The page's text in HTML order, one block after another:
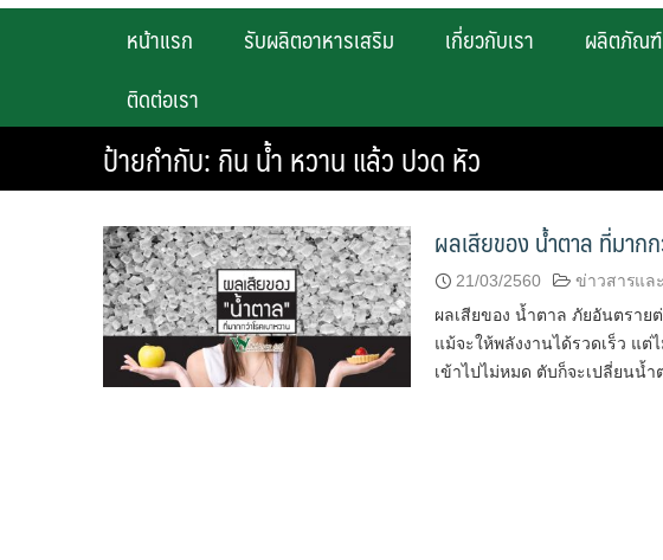
หน้าแรก รับผลิตอาหารเสริม เกี่ยวกับเรา ผลิตภัณฑ์
ติดต่อเรา
ป้ายกำกับ:กิน น้ํา หวาน แล้ว ปวด หัว
ผลเสียของ น้ำตาล ที่มาก
21/03/2560 ข่าวสารแล
ผลเสียของ น้ำตาล ภัยอันตรา
แม้จะให้พลังงานได้รวดเร็ว แต่
เข้าไปไม่หมด ตับก็จะเปลี่ยนน้